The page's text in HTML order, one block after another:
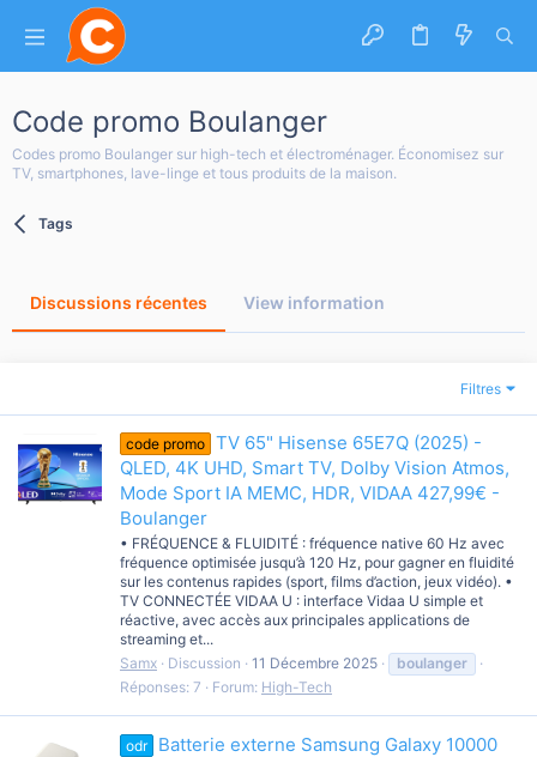
Code promo Boulanger
Codes promo Boulanger sur high-tech et électroménager. Économisez sur
TV, smartphones, lave-linge et tous produits de la maison.
Tags
Discussions récentes View information
Filtres
code promo
TV 65" Hisense 65E7Q (2025) -
QLED, 4K UHD, Smart TV, Dolby Vision Atmos,
Mode Sport IA MEMC, HDR, VIDAA 427,99€ -
Boulanger
• FRÉQUENCE & FLUIDITÉ : fréquence native 60 Hz avec
fréquence optimisée jusqu’à 120 Hz, pour gagner en fluidité
sur les contenus rapides (sport, films d’action, jeux vidéo). •
TV CONNECTÉE VIDAA U : interface Vidaa U simple et
réactive, avec accès aux principales applications de
streaming et...
Samx
Discussion 11 Décembre 2025
boulanger
Réponses: 7
Forum: High-Tech
odr
Batterie externe Samsung Galaxy 10000